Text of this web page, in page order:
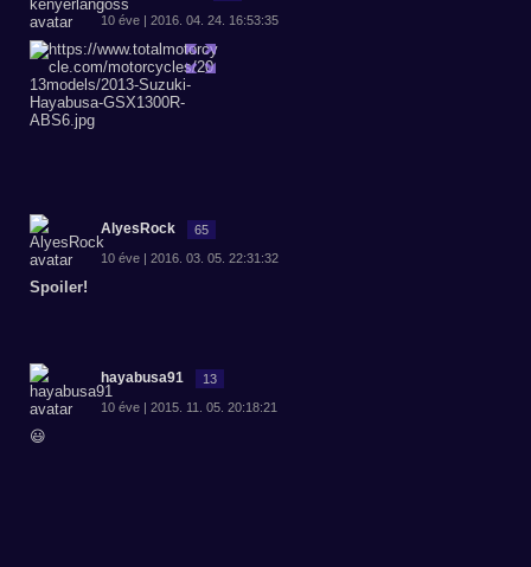
10 éve | 2016. 04. 24. 16:53:35
AlyesRock 65
10 éve | 2016. 03. 05. 22:31:32
Spoiler!
hayabusa91 13
10 éve | 2015. 11. 05. 20:18:21
😃